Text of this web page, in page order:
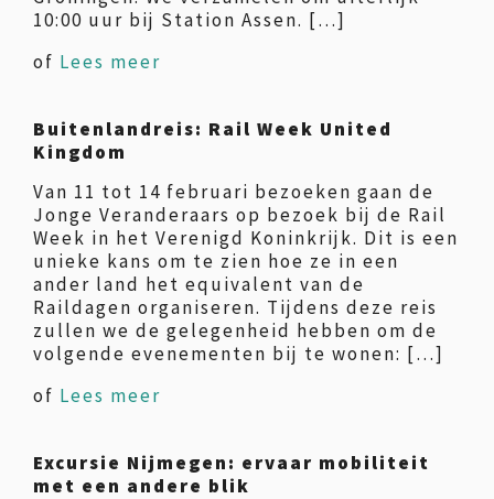
10:00 uur bij Station Assen. […]
of Lees meer
Buitenlandreis: Rail Week United
Kingdom
Van 11 tot 14 februari bezoeken gaan de
Jonge Veranderaars op bezoek bij de Rail
Week in het Verenigd Koninkrijk. Dit is een
unieke kans om te zien hoe ze in een
ander land het equivalent van de
Raildagen organiseren. Tijdens deze reis
zullen we de gelegenheid hebben om de
volgende evenementen bij te wonen: […]
of Lees meer
Excursie Nijmegen: ervaar mobiliteit
met een andere blik